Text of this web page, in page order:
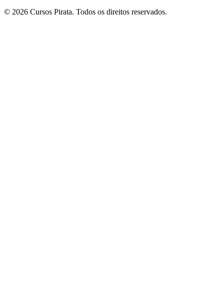
© 2026 Cursos Pirata. Todos os direitos reservados.